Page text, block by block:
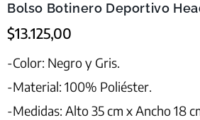
Bolso Botinero Deportivo
$13.125,00
-Color: Negro y Gris.
-Material: 100% Poliéster.
-Medidas: Alto 35 cm x Ancho 18